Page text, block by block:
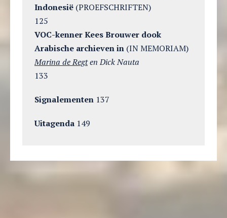
Indonesië (PROEFSCHRIFTEN)
125
VOC-kenner Kees Brouwer dook
Arabische archieven in (IN MEMORIAM)
Marina de Regten Dick Nauta
133
Signalementen 137
Uitagenda 149